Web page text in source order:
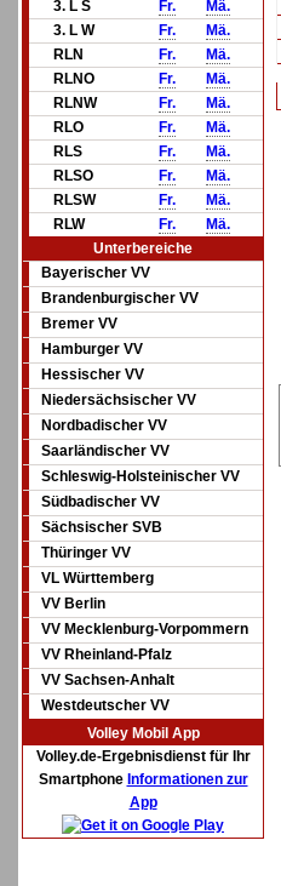
3. L S
Fr.
Mä.
3. L W
Fr.
Mä.
RLN
Fr.
Mä.
RLNO
Fr.
Mä.
RLNW
Fr.
Mä.
RLO
Fr.
Mä.
RLS
Fr.
Mä.
RLSO
Fr.
Mä.
RLSW
Fr.
Mä.
RLW
Fr.
Mä.
Unterbereiche
Bayerischer VV
Brandenburgischer VV
Bremer VV
Hamburger VV
Hessischer VV
Niedersächsischer VV
Nordbadischer VV
Saarländischer VV
Schleswig-Holsteinischer VV
Südbadischer VV
Sächsischer SVB
Thüringer VV
VL Württemberg
VV Berlin
VV Mecklenburg-Vorpommern
VV Rheinland-Pfalz
VV Sachsen-Anhalt
Westdeutscher VV
Volley Mobil App
Volley.de-Ergebnisdienst für Ihr
Smartphone Informationen zur
App